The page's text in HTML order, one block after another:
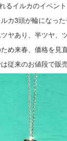
るイルカのイベン
カ3頭が輪になった
ヤあり、半ツヤ、
め来春、価格を見
従来のお値段で販